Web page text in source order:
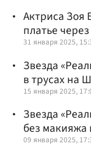
Актриса Зоя
платье
31 января 2025,
Звезда
в трусах на
15 января 2025,
Звезда
без макияжа
09 января 2025,